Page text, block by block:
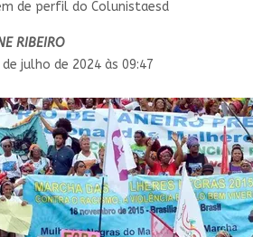
RIBEIRO
de julho de 2024 às 09:47